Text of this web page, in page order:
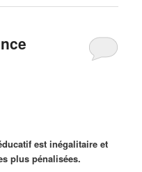
est inégalitaire et
plus pénalisées.